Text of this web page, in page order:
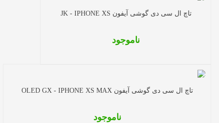
تاچ ال سی دی گوشی آیفون JK - IPHONE XS
ناموجود
تاچ ال سی دی گوشی آیفون OLED GX - IPHONE XS MAX
ناموجود